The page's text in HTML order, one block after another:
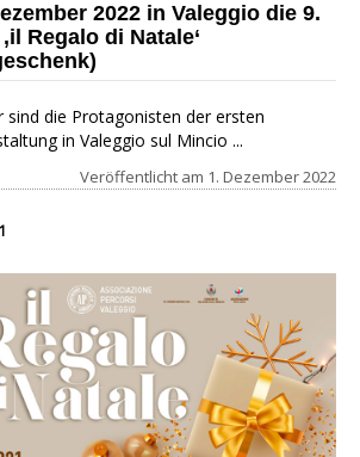
2022 in Valeggio die 9.
Regalo di Natale‘
sind die Protagonisten der ersten
in Valeggio sul Mincio ...
Veröffentlicht am 1. Dezember 2022